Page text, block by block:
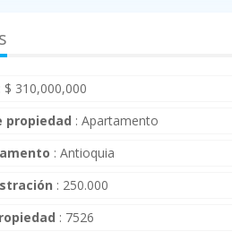
$ 310,000,000
propiedad :Apartamento
:Antioquia
: 250.000
: 7526